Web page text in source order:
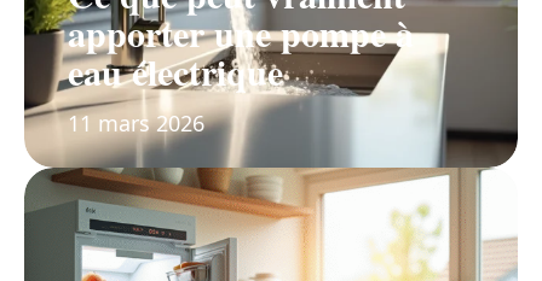
apporter une pompe à
eau électrique
11 mars 2026